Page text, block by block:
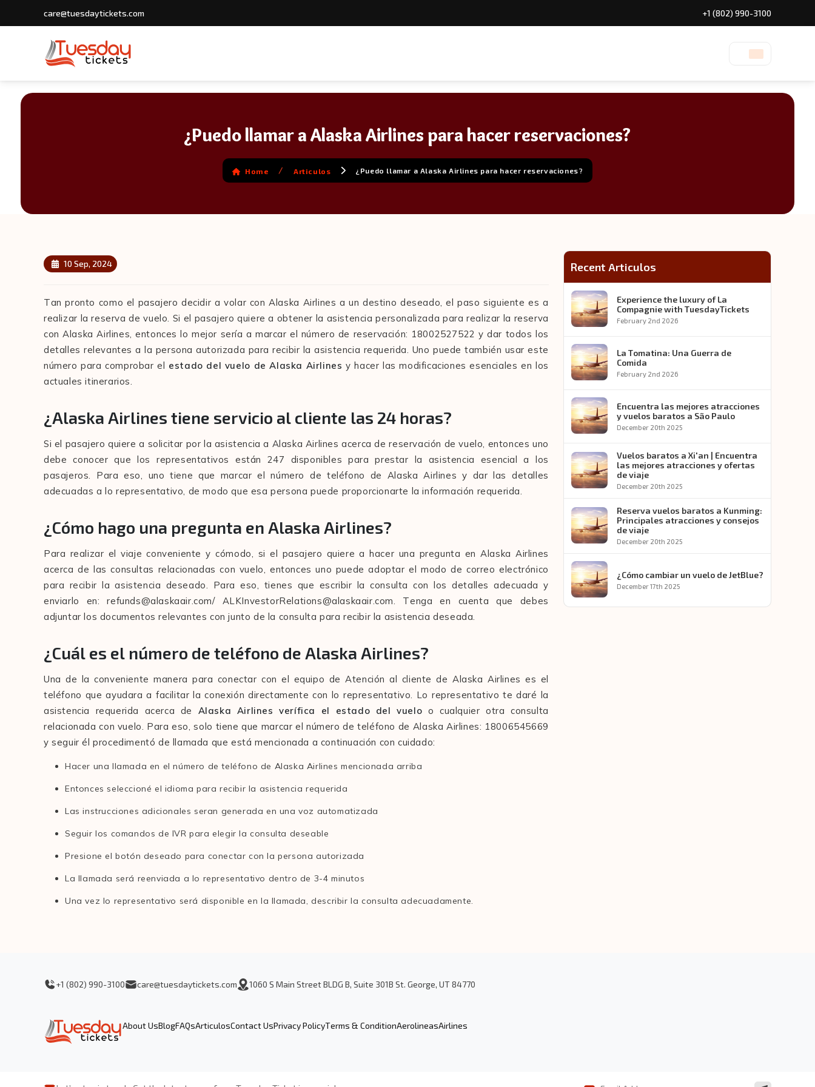
care@tuesdaytickets.com +1 (802) 990-3100
¿Puedo llamar a Alaska Airlines para hacer reservaciones?
Home / Articulos ¿Puedo llamar a Alaska Airlines para hacer reservaciones?
10 Sep, 2024
Tan pronto como el pasajero decidir a volar con Alaska Airlines a un destino deseado, el paso siguiente es a
realizar la reserva de vuelo. Si el pasajero quiere a obtener la asistencia personalizada para realizar la reserva
con Alaska Airlines, entonces lo mejor sería a marcar el número de reservación: 18002527522 y dar todos los
detalles relevantes a la persona autorizada para recibir la asistencia requerida. Uno puede también usar este
número para comprobar el estado del vuelo de Alaska Airlinesy hacer las modificaciones esenciales en los
actuales itinerarios.
¿Alaska Airlines tiene servicio al cliente las 24 horas?
Si el pasajero quiere a solicitar por la asistencia a Alaska Airlines acerca de reservación de vuelo, entonces uno
debe conocer que los representativos están 247 disponibles para prestar la asistencia esencial a los
pasajeros. Para eso, uno tiene que marcar el número de teléfono de Alaska Airlines y dar las detalles
adecuadas a lo representativo, de modo que esa persona puede proporcionarte la información requerida.
¿Cómo hago una pregunta en Alaska Airlines?
Para realizar el viaje conveniente y cómodo, si el pasajero quiere a hacer una pregunta en Alaska Airlines
acerca de las consultas relacionadas con vuelo, entonces uno puede adoptar el modo de correo electrónico
para recibir la asistencia deseado. Para eso, tienes que escribir la consulta con los detalles adecuada y
enviarlo en: refunds@alaskaair.com/ ALKInvestorRelations@alaskaair.com. Tenga en cuenta que debes
adjuntar los documentos relevantes con junto de la consulta para recibir la asistencia deseada.
¿Cuál es el número de teléfono de Alaska Airlines?
Una de la conveniente manera para conectar con el equipo de Atención al cliente de Alaska Airlines es el
teléfono que ayudara a facilitar la conexión directamente con lo representativo. Lo representativo te daré la
asistencia requerida acerca de Alaska Airlines verífica el estado del vuelo o cualquier otra consulta
relacionada con vuelo. Para eso, solo tiene que marcar el número de teléfono de Alaska Airlines: 18006545669
y seguir él procedimentó de llamada que está mencionada a continuación con cuidado:
Hacer una llamada en el número de teléfono de Alaska Airlines mencionada arriba
Entonces seleccioné el idioma para recibir la asistencia requerida
Las instrucciones adicionales seran generada en una voz automatizada
Seguir los comandos de IVR para elegir la consulta deseable
Presione el botón deseado para conectar con la persona autorizada
La llamada será reenviada a lo representativo dentro de 3-4 minutos
Una vez lo representativo será disponible en la llamada, describir la consulta adecuadamente.
Recent Articulos
Experience the luxury of La
Compagnie with TuesdayTickets
February 2nd 2026
La Tomatina: Una Guerra de
Comida
February 2nd 2026
Encuentra las mejores atracciones
y vuelos baratos a São Paulo
December 20th 2025
Vuelos baratos a Xi'an | Encuentra
las mejores atracciones y ofertas
de viaje
December 20th 2025
Reserva vuelos baratos a Kunming:
Principales atracciones y consejos
de viaje
December 20th 2025
¿Cómo cambiar un vuelo de JetBlue?
December 17th 2025
+1 (802) 990-3100 care@tuesdaytickets.com 1060 S Main Street BLDG B, Suite 301B St. George, UT 84770
About UsBlogFAQsArticulosContact UsPrivacy PolicyTerms & ConditionAerolineasAirlines